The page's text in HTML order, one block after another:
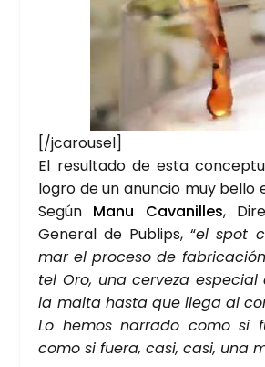
[/jcarousel]
El resul­ta­do de esta
logro de un anun­cio muy bello
Según Manu Cava­ni­lles,
Gene­ral de Publips, “el spot
mar el pro­ce­so de
tel Oro, una cer­ve­za espe­cial
la mal­ta has­ta que lle­ga al
Lo hemos narra­do como si
como si fue­ra, casi, casi, una